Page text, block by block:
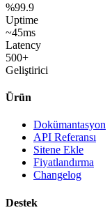
%99.9
Uptime
~45ms
Latency
500+
Geliştirici
Ürün
Dokümantasyon
API Referansı
Sitene Ekle
Fiyatlandırma
Changelog
Destek